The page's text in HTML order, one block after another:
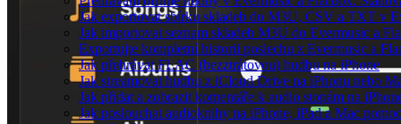
Jak exportovat sbírku skladeb do M3U, CSV a TXT v
Jak importovat seznam skladeb M3U do Evermusic a
Exportujte kompletní historii poslechu z Evermusic a
Jak přehrávat FLAC (bezztrátovou) hudbu na iPhone
Jak streamovat hudbu z iCloud Drive na iPhonu nebo
Jak přidat a zobrazit komentáře k audio stopám na
Jak poslouchat audioknihy na iPhone, iPad a Mac